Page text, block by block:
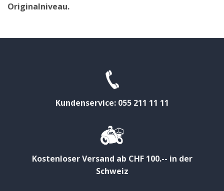
Originalniveau.
Kundenservice: 055 211 11 11
Kostenloser Versand ab CHF 100.-- in der
Schweiz